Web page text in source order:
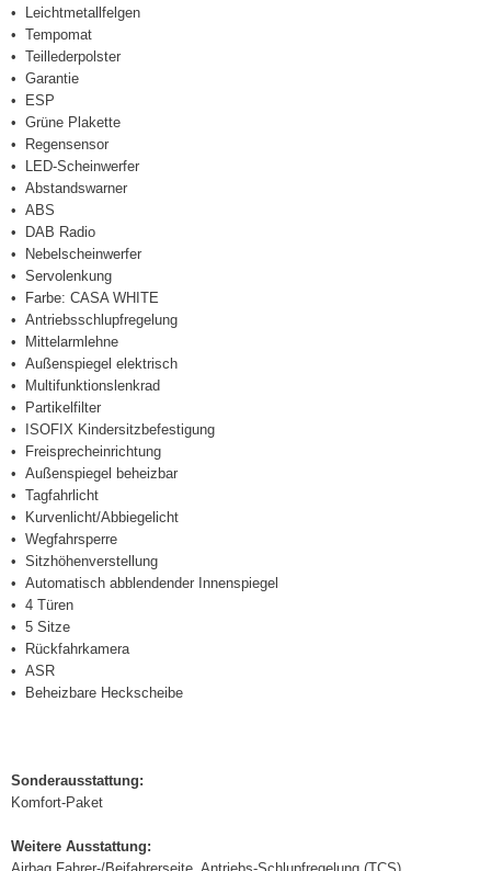
Leichtmetallfelgen
Tempomat
Teillederpolster
Garantie
ESP
Grüne Plakette
Regensensor
LED-Scheinwerfer
Abstandswarner
ABS
DAB Radio
Nebelscheinwerfer
Servolenkung
Farbe: CASA WHITE
Antriebsschlupfregelung
Mittelarmlehne
Außenspiegel elektrisch
Multifunktionslenkrad
Partikelfilter
ISOFIX Kindersitzbefestigung
Freisprecheinrichtung
Außenspiegel beheizbar
Tagfahrlicht
Kurvenlicht/Abbiegelicht
Wegfahrsperre
Sitzhöhenverstellung
Automatisch abblendender Innenspiegel
4 Türen
5 Sitze
Rückfahrkamera
ASR
Beheizbare Heckscheibe
Sonderausstattung:
Komfort-Paket
Weitere Ausstattung: